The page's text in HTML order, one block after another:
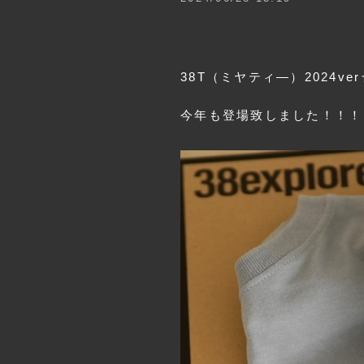
38T（ミヤティ―）
今年も登場致しました！！！